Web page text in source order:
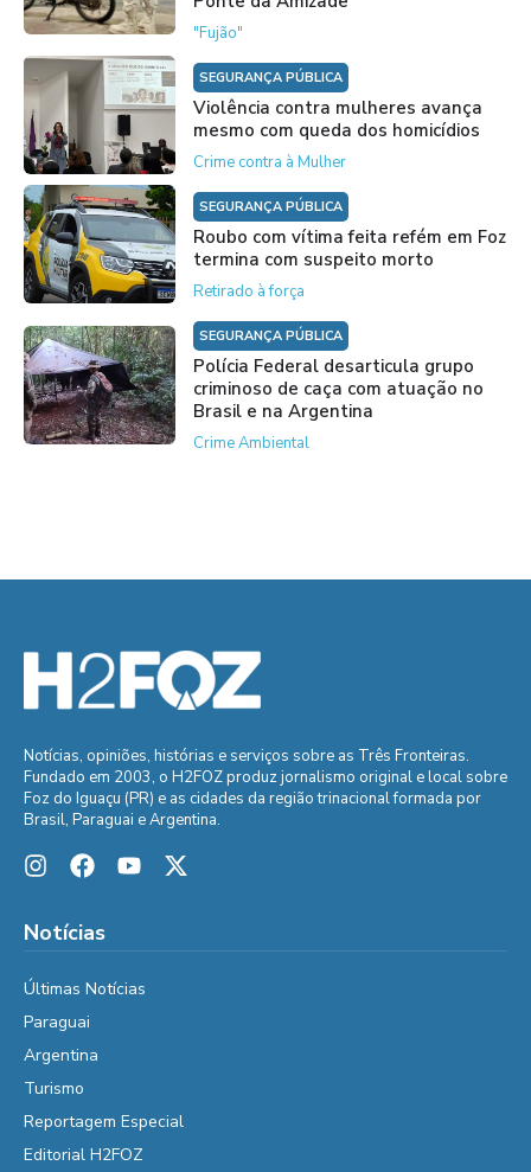
"Fujão"
SEGURANÇA PÚBLICA
Violência contra mulheres avança
mesmo com queda dos homicídios
Crime contra à Mulher
SEGURANÇA PÚBLICA
Roubo com vítima feita refém em Foz
termina com suspeito morto
Retirado à força
SEGURANÇA PÚBLICA
Polícia Federal desarticula grupo
criminoso de caça com atuação no
Brasil e na Argentina
Crime Ambiental
Notícias, opiniões, histórias e serviços sobre as Três Fronteiras.
Fundado em 2003, o H2FOZ produz jornalismo original e local sobre
Foz do Iguaçu (PR) e as cidades da região trinacional formada por
Brasil, Paraguai e Argentina.
Notícias
Últimas Notícias
Paraguai
Argentina
Turismo
Reportagem Especial
Editorial H2FOZ